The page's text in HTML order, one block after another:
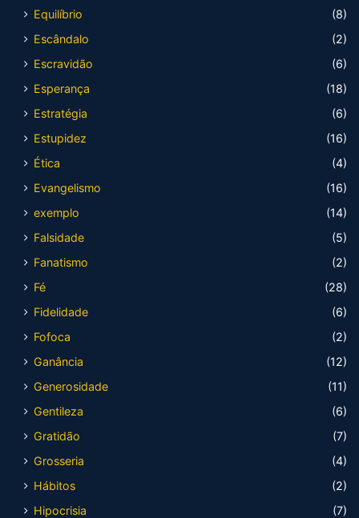
Equilíbrio
(8)
Escândalo
(2)
Escravidão
(6)
Esperança
(18)
Estratégia
(6)
Estupidez
(16)
Ética
(4)
Evangelismo
(16)
exemplo
(14)
Falsidade
(5)
Fanatismo
(2)
Fé
(28)
Fidelidade
(6)
Fofoca
(2)
Ganância
(12)
Generosidade
(11)
Gentileza
(6)
Gratidão
(7)
Grosseria
(4)
Hábitos
(2)
Hipocrisia
(7)